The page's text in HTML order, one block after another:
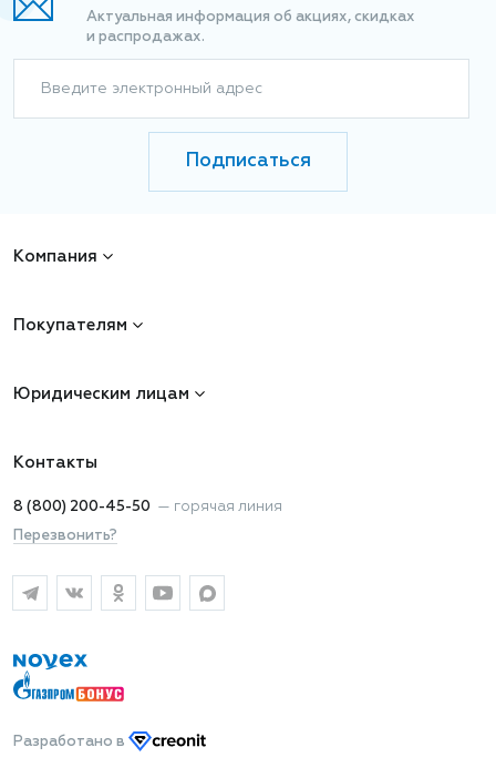
Актуальная информация об акциях, скидках
и распродажах.
Введите электронный адрес
Подписаться
Компания
Покупателям
Юридическим лицам
Контакты
8 (800) 200-45-50 — горячая линия
Перезвонить?
Разработано в